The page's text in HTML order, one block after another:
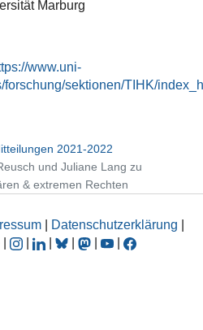
Marburg
www.uni-
sektionen/TIHK/
2021-2022
und Juliane Lang zu
& extremen Rechten
Datenschutzerklärung